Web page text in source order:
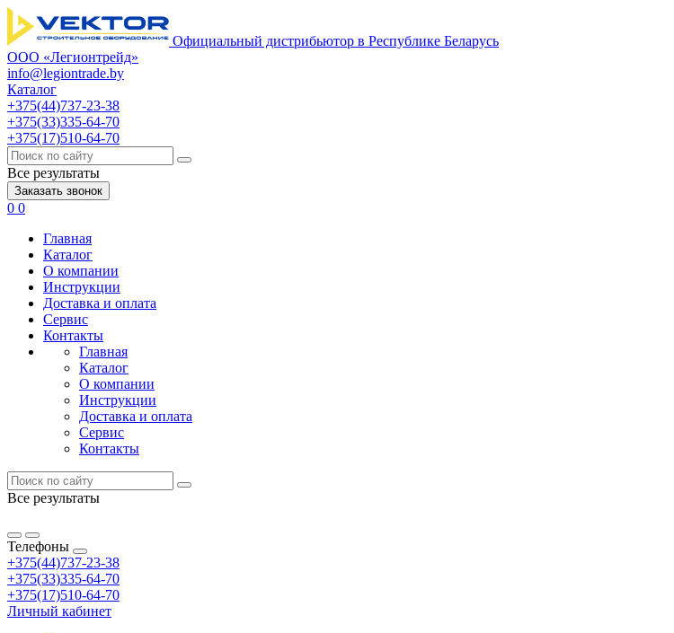
Официальный дистрибьютор в Республике Беларусь
ООО «Легионтрейд»
info@legiontrade.by
Каталог
+375(44)737-23-38
+375(33)335-64-70
+375(17)510-64-70
Все результаты
Заказать звонок
0 0
Главная
Каталог
О компании
Инструкции
Доставка и оплата
Сервис
Контакты
Главная
Каталог
О компании
Инструкции
Доставка и оплата
Сервис
Контакты
Все результаты
Телефоны
+375(44)737-23-38
+375(33)335-64-70
+375(17)510-64-70
Личный кабинет